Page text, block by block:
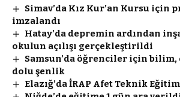
Simav’da Kız Kur’an Kursu için
imzalandı
Hatay’da depremin ardından
okulun açılışı gerçekleştirildi
Samsun’da öğrenciler için bilim,
dolu şenlik
Elazığ’da İRAP Afet Teknik